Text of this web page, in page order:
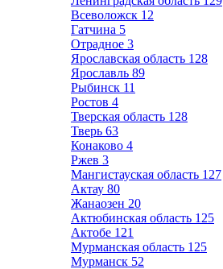
Всеволожск 12
Гатчина 5
Отрадное 3
Ярославская область 128
Ярославль 89
Рыбинск 11
Ростов 4
Тверская область 128
Тверь 63
Конаково 4
Ржев 3
Мангистауская область 127
Актау 80
Жанаозен 20
Актюбинская область 125
Актобе 121
Мурманская область 125
Мурманск 52